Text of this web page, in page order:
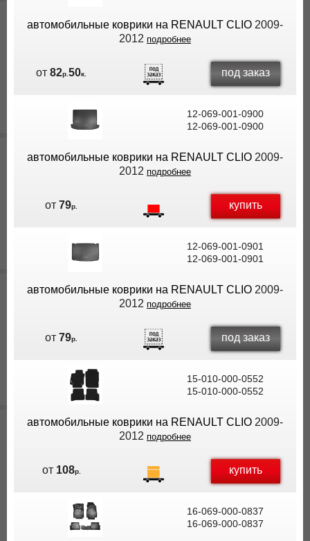
автомобильные коврики на RENAULT CLIO 2009-
2012 подробнее
от82р.50к. под заказ
12-069-001-0900
12-069-001-0900
автомобильные коврики на RENAULT CLIO 2009-
2012 подробнее
от79р. купить
12-069-001-0901
12-069-001-0901
автомобильные коврики на RENAULT CLIO 2009-
2012 подробнее
от79р. под заказ
15-010-000-0552
15-010-000-0552
автомобильные коврики на RENAULT CLIO 2009-
2012 подробнее
от 108р. купить
16-069-000-0837
16-069-000-0837